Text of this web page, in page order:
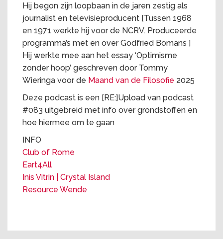
Hij begon zijn loopbaan in de jaren zestig als
journalist en televisieproducent [Tussen 1968
en 1971 werkte hij voor de NCRV. Produceerde
programma’s met en over Godfried Bomans ]
Hij werkte mee aan het essay ‘Optimisme
zonder hoop’ geschreven door Tommy
Wieringa voor de Maand van de Filosofie 2025
Deze podcast is een [RE:]Upload van podcast
#083 uitgebreid met info over grondstoffen en
hoe hiermee om te gaan
INFO
Club of Rome
Eart4All
Inis Vitrin | Crystal Island
Resource Wende